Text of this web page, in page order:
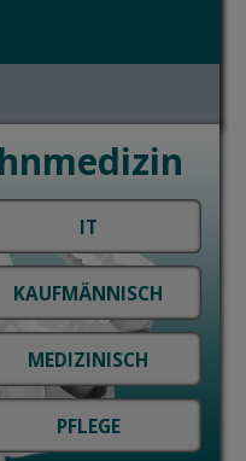
Jetzt bewerben!